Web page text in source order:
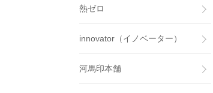
熱ゼロ
innovator（イノベーター）
河馬印本舗